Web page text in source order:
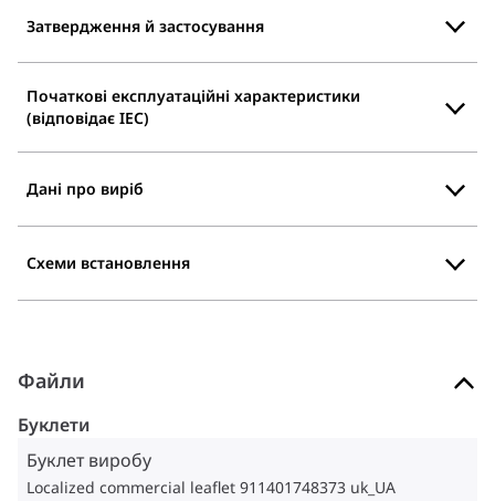
Затвердження й застосування
Початкові експлуатаційні характеристики
(відповідає IEC)
Дані про виріб
Схеми встановлення
Файли
Буклети
Буклет виробу
Localized commercial leaflet 911401748373 uk_UA